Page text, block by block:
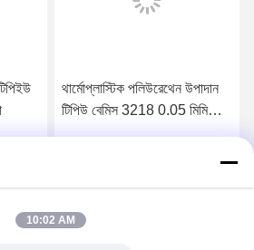
থার্মোপ্লাস্টিক পলিউরেথেন উপাদান
টিপিউ বেমিস 3218 0.05 মিমি
10:02 AM